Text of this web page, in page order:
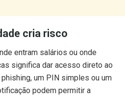
cria risco
entram salários ou onde
significa dar acesso direto ao
um PIN simples ou um
podem permitir a